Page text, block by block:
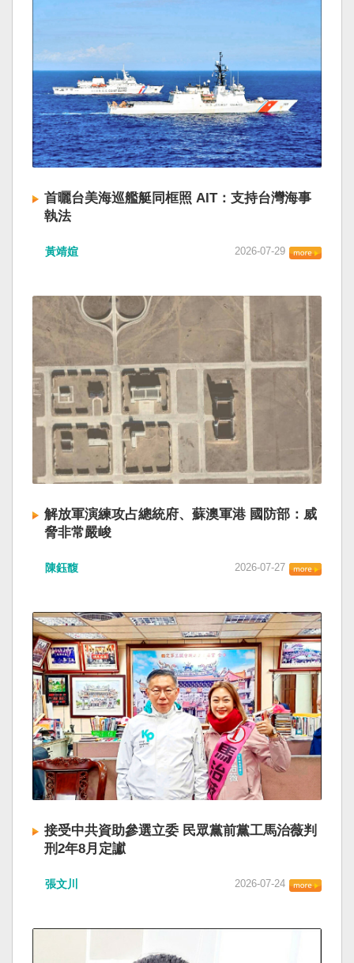
首曬台美海巡艦艇同框照 AIT：支持台灣海事
執法
黃靖媗 2026-07-29
解放軍演練攻占總統府、蘇澳軍港 國防部：威
脅非常嚴峻
陳鈺馥 2026-07-27
接受中共資助參選立委 民眾黨前黨工馬治薇判
刑2年8月定讞
張文川 2026-07-24